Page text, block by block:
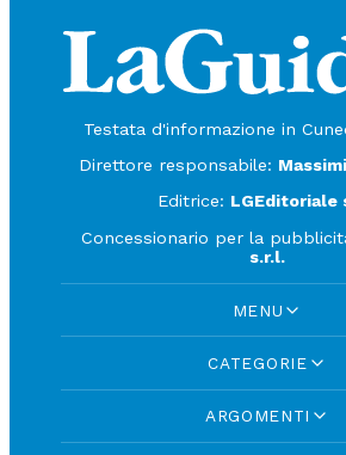
Testata d'informazione in
Direttore responsabile:
Editrice: LGEditoriale
Concessionario per la
s.r.l.
MENU
CATEGORIE
ARGOMENTI